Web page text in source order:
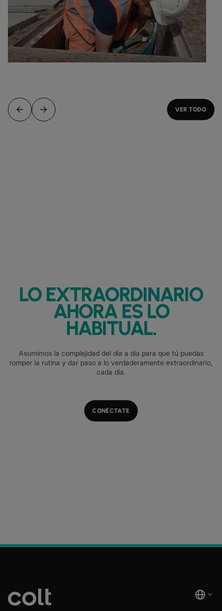
VER TODO
LO EXTRAORDINARIO
AHORA ES LO
HABITUAL.
Asumimos la complejidad del día a día para que tú puedas
romper la rutina y dar paso a lo verdaderamente extraordinario,
cada día.
CONÉCTATE